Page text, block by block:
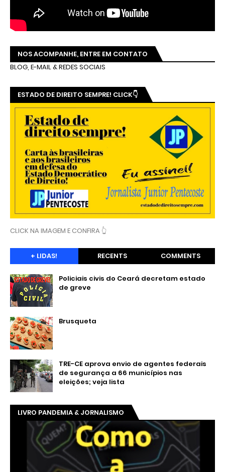
NOS ACOMPANHE, ENTRE EM CONTATO
BLOG, E-MAIL & REDES SOCIAIS
ESTADO DE DIREITO SEMPRE! CLICK👇
CLICK NA IMAGEM E CONFIRA 👆
+ LIDAS! RECENTS COMMENTS
Policiais civis do Ceará decretam estado
de greve
Brusqueta
TRE-CE aprova envio de agentes federais
de segurança a 66 municípios nas
eleições; veja lista
LIVRO PANDEMIA & JORNALISMO